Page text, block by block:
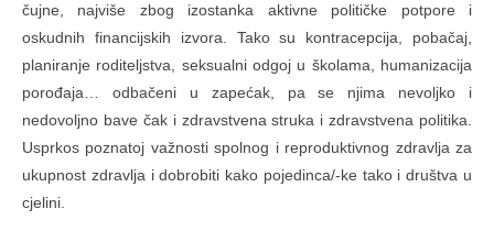
čujne, najviše zbog izostanka aktivne političke potpore i
oskudnih financijskih izvora. Tako su kontracepcija, pobačaj,
planiranje roditeljstva, seksualni odgoj u školama, humanizacija
porođaja… odbačeni u zapećak, pa se njima nevoljko i
nedovoljno bave čak i zdravstvena struka i zdravstvena politika.
Usprkos poznatoj važnosti spolnog i reproduktivnog zdravlja za
ukupnost zdravlja i dobrobiti kako pojedinca/-ke tako i društva u
cjelini.